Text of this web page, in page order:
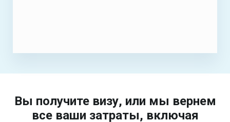
Вы получите визу, или мы вернем
все ваши затраты, включая